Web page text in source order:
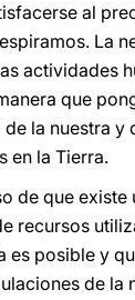
al
La
actividades
que
la nuestra y
en la Tierra.
de que existe
recursos
es posible y
de la